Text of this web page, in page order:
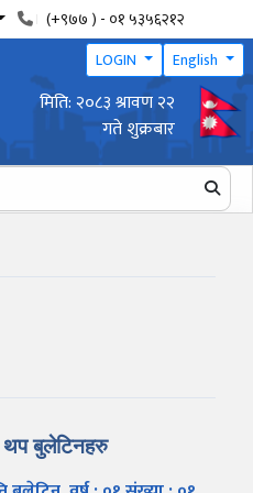
(+९७७ ) - ०१ ५३५६२१२
LOGIN
English
प्रगति प्रतिवेदन पेश गर्ने सम्बन्धी सूचना
मिति: २०८३ श्रावण २२
गते शुक्रबार
थप बुलेटिनहरु